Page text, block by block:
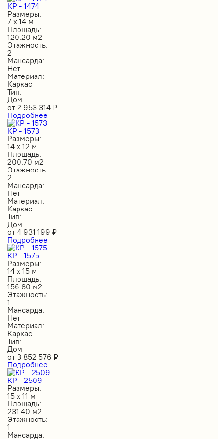
КР - 1474
Размеры:
7 х 14 м
Площадь:
120.20 м2
Этажность:
2
Мансарда:
Нет
Материал:
Каркас
Тип:
Дом
от 2 953 314 ₽
Подробнее
КР - 1573
Размеры:
14 х 12 м
Площадь:
200.70 м2
Этажность:
2
Мансарда:
Нет
Материал:
Каркас
Тип:
Дом
от 4 931 199 ₽
Подробнее
КР - 1575
Размеры:
14 х 15 м
Площадь:
156.80 м2
Этажность:
1
Мансарда:
Нет
Материал:
Каркас
Тип:
Дом
от 3 852 576 ₽
Подробнее
КР - 2509
Размеры:
15 х 11 м
Площадь:
231.40 м2
Этажность:
1
Мансарда: